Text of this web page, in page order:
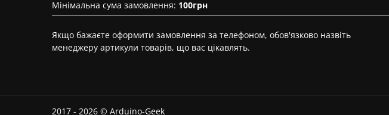
Мінімальна сума замовлення: 100грн
Якщо бажаєте оформити замовлення за телефоном, обов'язково назвіть
менеджеру артикули товарів, що вас цікавлять.
2017 - 2026 © Arduino-Geek